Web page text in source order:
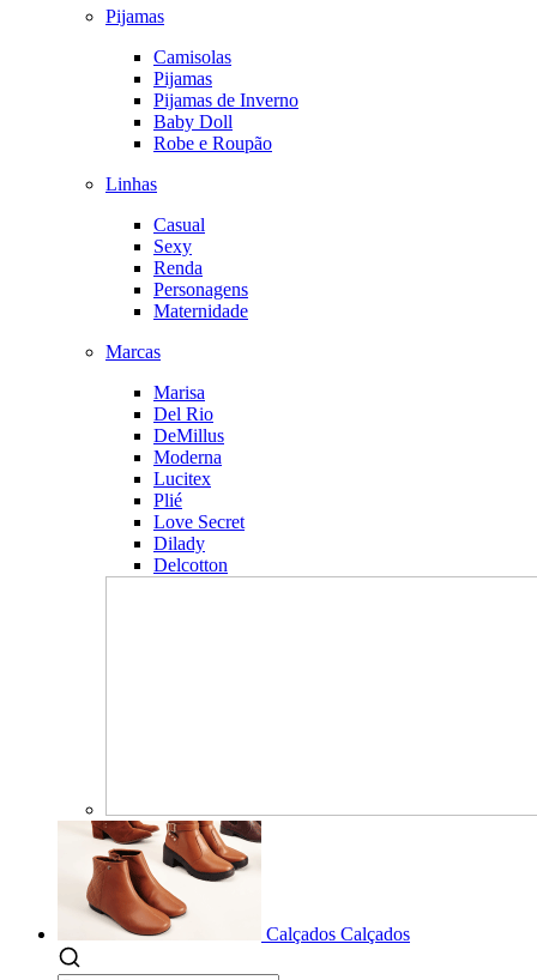
Pijamas
Camisolas
Pijamas
Pijamas de Inverno
Baby Doll
Robe e Roupão
Linhas
Casual
Sexy
Renda
Personagens
Maternidade
Marcas
Marisa
Del Rio
DeMillus
Moderna
Lucitex
Plié
Love Secret
Dilady
Delcotton
Calçados Calçados